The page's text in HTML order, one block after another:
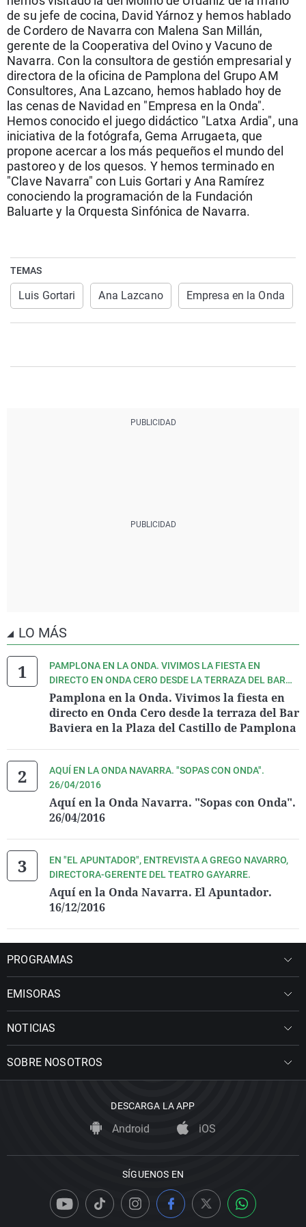
La rosa de los vientos
Gente viajera
Como el perro y el
Caso
Retornados
Equipo de
Operación Viuda
Extremadura
Galicia
La Rioja
Navarra
País Vasco
Virales
Televisión
Elecciones
de su jefe de cocina, David Yárnoz y hemos hablado
de Cordero de Navarra con Malena San Millán,
gerente de la Cooperativa del Ovino y Vacuno de
Navarra. Con la consultora de gestión empresarial y
directora de la oficina de Pamplona del Grupo AM
Consultores, Ana Lazcano, hemos hablado hoy de
las cenas de Navidad en "Empresa en la Onda".
Hemos conocido el juego didáctico "Latxa Ardia", una
iniciativa de la fotógrafa, Gema Arrugaeta, que
propone acercar a los más pequeños el mundo del
pastoreo y de los quesos. Y hemos terminado en
"Clave Navarra" con Luis Gortari y Ana Ramírez
conociendo la programación de la Fundación
Baluarte y la Orquesta Sinfónica de Navarra.
TEMAS
Luis Gortari Ana Lazcano Empresa en la Onda
LO MÁS
PAMPLONA EN LA ONDA. VIVIMOS LA FIESTA EN
DIRECTO EN ONDA CERO DESDE LA TERRAZA DEL BAR
BAVIERA EN LA PLAZA DEL CASTILLO DE PAMPLONA
Pamplona en la Onda. Vivimos la fiesta en
directo en Onda Cero desde la terraza del Bar
Baviera en la Plaza del Castillo de Pamplona
AQUÍ EN LA ONDA NAVARRA. "SOPAS CON ONDA".
26/04/2016
Aquí en la Onda Navarra. "Sopas con Onda".
26/04/2016
EN "EL APUNTADOR", ENTREVISTA A GREGO NAVARRO,
DIRECTORA-GERENTE DEL TEATRO GAYARRE.
Aquí en la Onda Navarra. El Apuntador.
16/12/2016
PROGRAMAS
EMISORAS
NOTICIAS
SOBRE NOSOTROS
DESCARGA LA APP
Android iOS
SÍGUENOS EN